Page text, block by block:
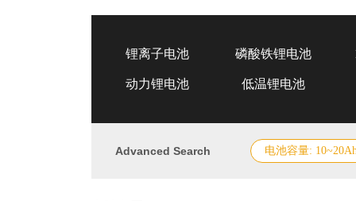
锂离子电池 磷酸铁锂电池
动力锂电池 低温锂电池
Advanced Search 电池容量: